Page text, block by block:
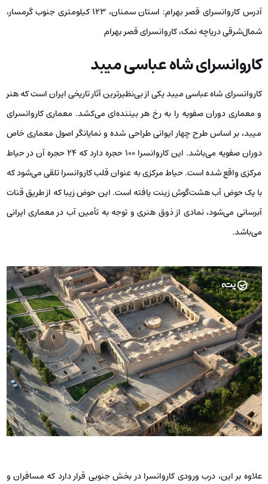
آدرس کاروانسرای قصر بهرام: استان سمنان، ۱۲۳ کیلومتری جنوب گرمسار،
شمال‌شرقی دریاچه نمک، کاروانسرای قصر بهرام
کاروانسرای شاه عباسی میبد
کاروانسرای شاه عباسی میبد یکی از بی‌نظیرترین آثار تاریخی ایران است که هنر
و معماری دوران صفویه را به رخ هر بیننده‌ای می‌کشد. معماری کاروانسرای
میبد، بر اساس طرح چهار ایوانی طراحی شده و نمایانگر اصول معماری خاص
دوران صفویه می‌باشد. این کاروانسرا 100 حجره دارد که 24 حجره آن در حیاط
مرکزی واقع شده است. حیاط مرکزی به عنوان قلب کاروانسرا تلقی می‌شود که
با یک حوض آب هشت‌گوش زینت یافته است. این حوض زیبا که از طریق قنات
آبرسانی می‌شود، نمادی از ذوق هنری و توجه به تأمین آب در معماری ایرانی
می‌باشد.
علاوه بر این، درب ورودی کاروانسرا در بخش جنوبی قرار دارد که مسافران و